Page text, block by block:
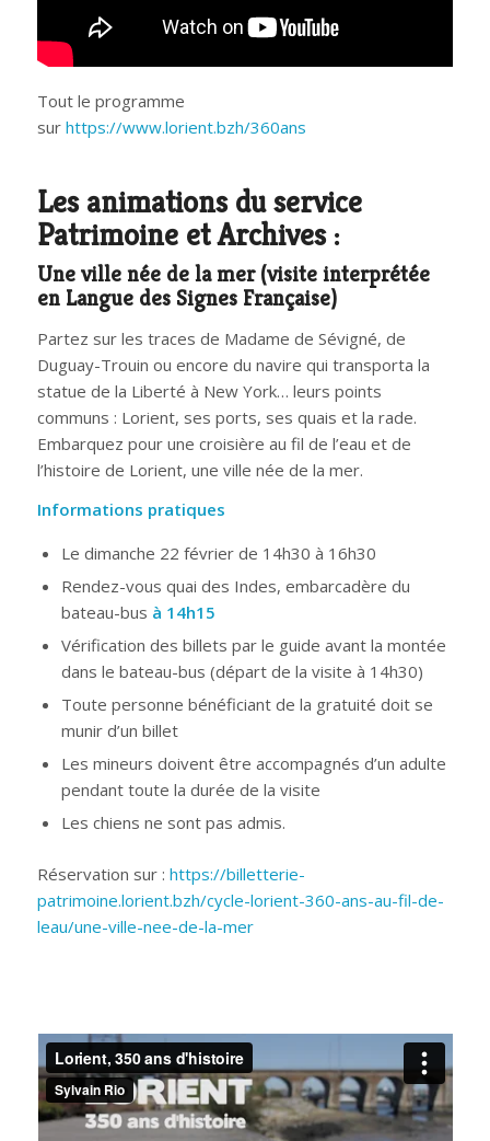
Tout le programme
sur https://www.lorient.bzh/360ans
Les animations du service
Patrimoine et Archives :
Une ville née de la mer (visite interprétée
en Langue des Signes Française)
Partez sur les traces de Madame de Sévigné, de
Duguay-Trouin ou encore du navire qui transporta la
statue de la Liberté à New York… leurs points
communs : Lorient, ses ports, ses quais et la rade.
Embarquez pour une croisière au fil de l’eau et de
l’histoire de Lorient, une ville née de la mer.
Informations pratiques
Le dimanche 22 février de 14h30 à 16h30
Rendez-vous quai des Indes, embarcadère du
bateau-bus à 14h15
Vérification des billets par le guide avant la montée
dans le bateau-bus (départ de la visite à 14h30)
Toute personne bénéficiant de la gratuité doit se
munir d’un billet
Les mineurs doivent être accompagnés d’un adulte
pendant toute la durée de la visite
Les chiens ne sont pas admis.
Réservation sur : https://billetterie-
patrimoine.lorient.bzh/cycle-lorient-360-ans-au-fil-de-
leau/une-ville-nee-de-la-mer